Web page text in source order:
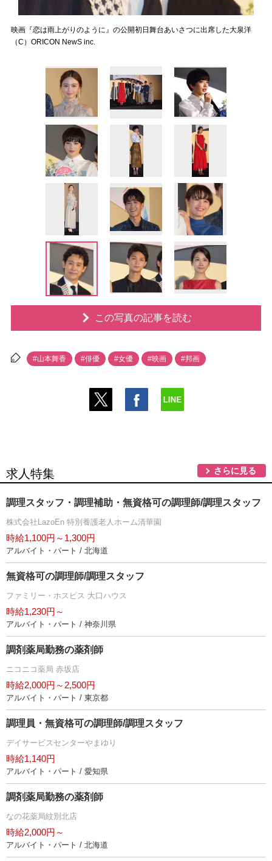
映画『恋は雨上がりのように』の公開初日舞台あいさつに出席した大泉洋
（C）ORICON NewS inc.
この写真の記事を読む
#山本舞香 #俳優 #女優 #映画 #邦画
求人特集 さらに見る
調理スタッフ・調理補助・無資格可の調理師/調理スタッフ
株式会社LazoEn 特別養護老人ホーム清華園
時給1,100円～1,300円
アルバイト・パート / 北海道
無資格可の調理師/調理スタッフ
ファミリー・ホスピス 大口ハウス
時給1,230円～
アルバイト・パート / 神奈川県
調剤薬局勤務の薬剤師
ニコニコ薬局 赤坂店
時給2,000円～2,500円
アルバイト・パート / 東京都
調理員・無資格可の調理師/調理スタッフ
デイサービスセンターやまゆり
時給1,140円
アルバイト・パート / 愛知県
調剤薬局勤務の薬剤師
なの花薬局紋別北店
時給2,000円～
アルバイト・パート / 北海道